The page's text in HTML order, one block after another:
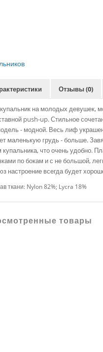
Отзывы (0)
на молодых девушек,
push-up. Стильное
- модной. Весь лиф
маленькую грудь - больше.
что очень удобно.
по бокам и с не большой,
настроение всегда будет
ткани: Nylon 82%; Lycra 18%
товары